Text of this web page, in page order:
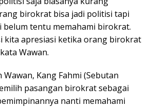
birokrat bisa jadi politisi tapi
tentu memahami birokrat.
kita apresiasi ketika orang birokrat
Wawan.
Kang Fahmi (Sebutan
pasangan birokrat sebagai
nanti memahami